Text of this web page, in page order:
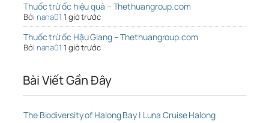
Thuốc trừ ốc hiệu quả – Thethuangroup.com
Bởi nana01 1 giờ trước
Thuốc trừ ốc Hậu Giang – Thethuangroup.com
Bởi nana01 1 giờ trước
Bài Viết Gần Đây
The Biodiversity of Halong Bay | Luna Cruise Halong